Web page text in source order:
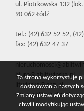
ul. Piotrkowska 132
90-062 Łódź
tel.: (42) 632-52-52,
fax: (42) 632-47-37
biuro@ablitwinska.pl
litwinska@cbn.pl
www.ablitwinska.pl
Ta strona wykorzystuje
dostosowania naszych
Zmiany ustawień
chwili modyfikując